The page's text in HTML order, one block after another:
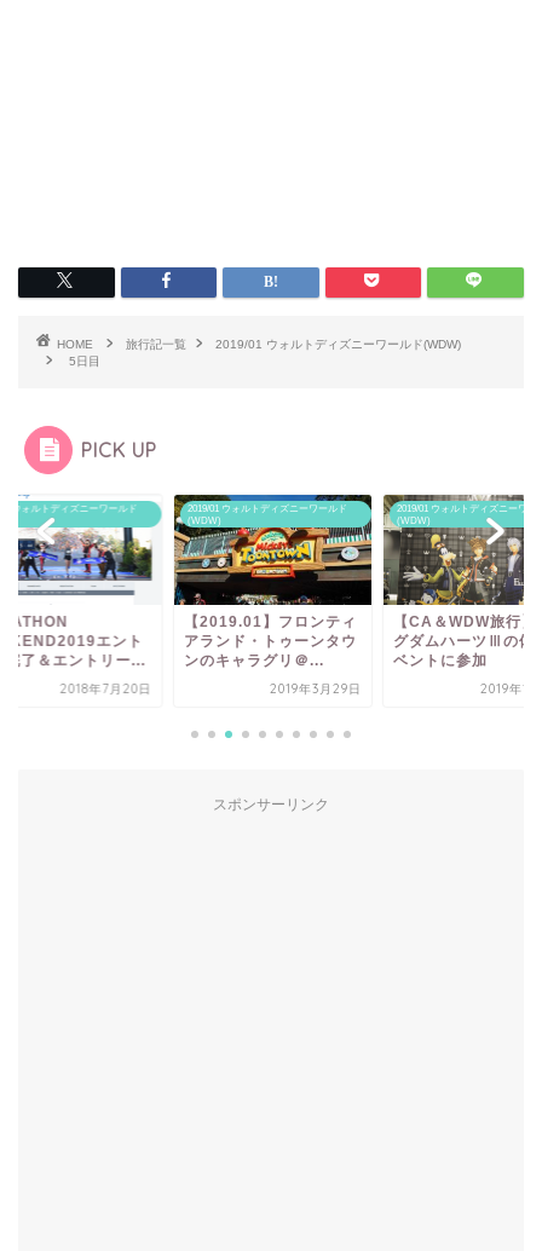
HOME 旅行記一覧
2019/01 ウォルトディズニーワールド(WDW)
5日目
PICK UP
ウォルトディズニーワールド
エント
完了＆エントリー...
2018年7月20日
2019/01 ウォルトディズニーワールド
(WDW)
【2019.01】フロンティ
アランド・トゥーンタウ
ンのキャラグリ＠...
2019年3月29日
2019/01 ウォルトディズニーワー
(WDW)
【CA＆WDW旅行】
グダムハーツⅢの体
ベントに参加
2019年1
スポンサーリンク